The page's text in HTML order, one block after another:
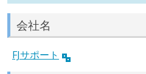
会社名
FJサポート